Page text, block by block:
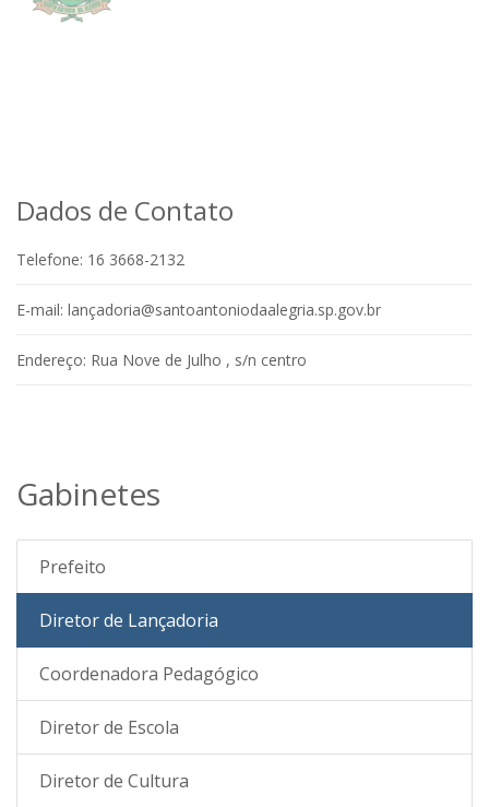
Dados de Contato
Telefone: 16 3668-2132
E-mail: lançadoria@santoantoniodaalegria.sp.gov.br
Endereço: Rua Nove de Julho , s/n centro
Gabinetes
Prefeito
Diretor de Lançadoria
Coordenadora Pedagógico
Diretor de Escola
Diretor de Cultura